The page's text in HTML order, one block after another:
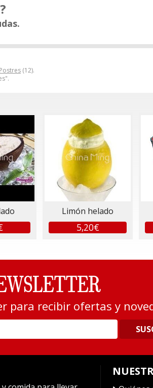
Postres (12).
Limón helado
5,20€
para recibir ofertas y